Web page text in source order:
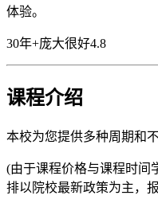
体验。
30年+庞大很好4.8
课程介绍
本校为您提供多种周期和
(由于课程价格与课程时间
排以院校最新政策为主，